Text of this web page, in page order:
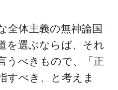
全体主義の無神論国
を選ぶならば、それ
うべきもので、「正
すべき、と考えま